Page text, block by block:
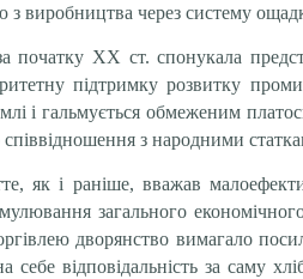
з виробництва через систему
початку ХХ ст. спонукала
підтримку розвитку
і гальмується обмеженим
співвідношення з народними
як і раніше, вважав
загального
дворянство вимагало
себе відповідальність за саму